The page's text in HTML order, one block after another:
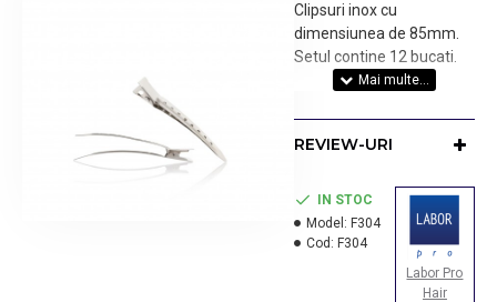
Clipsuri inox cu
dimensiunea de 85mm.
Setul contine 12 bucati.
REVIEW-URI
IN STOC
Model: F304
Cod: F304
Labor Pro
Hair